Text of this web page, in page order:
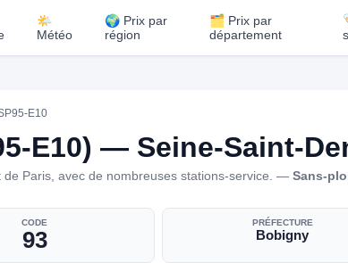
🌤️
Météo
🌍 Prix par
région
🗂️ Prix par
département
E10
E10) — Seine-Saint-
Paris, avec de nombreuses stations-service. — Sans-
CODE
93
PRÉFECTURE
Bobigny